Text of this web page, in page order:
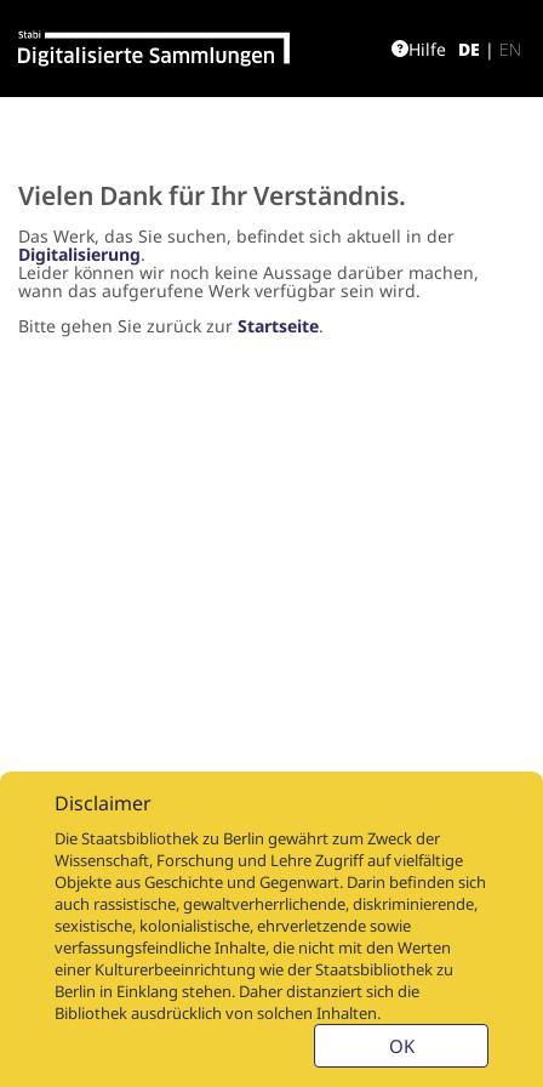
DE | EN
Hilfe
Vielen Dank für Ihr Verständnis.
Das Werk, das Sie suchen, befindet sich aktuell in der
Digitalisierung.
Leider können wir noch keine Aussage darüber machen,
wann das aufgerufene Werk verfügbar sein wird.
Bitte gehen Sie zurück zur Startseite.
DigitalisierungsaufträgeÜberDigitalisierungsprojekteLinks
DigiworkflowWeitere digitalisierte Bestände
Kontakt
Nutzungsbedingungen
Startseite der SBB
Stabikat
Weitere Kataloge der SBB
Disclaimer
Die Staatsbibliothek zu Berlin gewährt zum Zweck der
Wissenschaft, Forschung und Lehre Zugriff auf vielfältige
Objekte aus Geschichte und Gegenwart. Darin befinden sich
auch rassistische, gewaltverherrlichende, diskriminierende,
sexistische, kolonialistische, ehrverletzende sowie
verfassungsfeindliche Inhalte, die nicht mit den Werten
einer Kulturerbeeinrichtung wie der Staatsbibliothek zu
Berlin in Einklang stehen. Daher distanziert sich die
Bibliothek ausdrücklich von solchen Inhalten.
OK